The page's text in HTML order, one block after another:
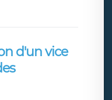
d'un vice